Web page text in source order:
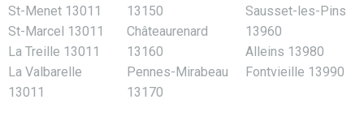
St-Menet 13011
St-Marcel 13011
La Treille 13011
La Valbarelle
13011
13150
Châteaurenard
13160
Pennes-Mirabeau
13170
Sausset-les-Pins
13960
Alleins 13980
Fontvieille 13990